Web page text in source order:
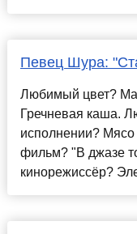
Певец Шура:
Любимый цвет?
Гречневая каша.
исполнении?
фильм? "В джазе
кинорежиссёр?